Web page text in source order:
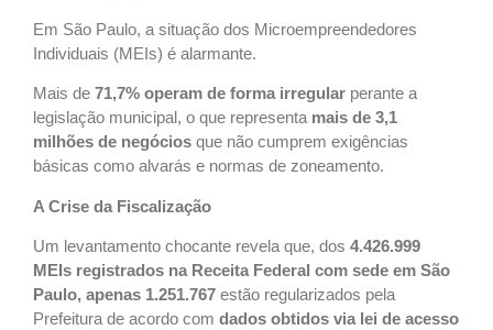
Em São Paulo, a situação dos Microempreendedores
Individuais (MEIs) é alarmante.
Mais de 71,7% operam de forma irregular perante a
legislação municipal, o que representa mais de 3,1
milhões de negócios que não cumprem exigências
básicas como alvarás e normas de zoneamento.
A Crise da Fiscalização
Um levantamento chocante revela que, dos 4.426.999
MEIs registrados na Receita Federal com sede em São
Paulo, apenas 1.251.767 estão regularizados pela
Prefeitura de acordo com dados obtidos via lei de acesso